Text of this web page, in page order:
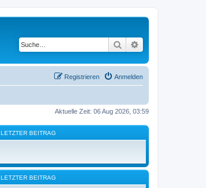
Suche
Anmelden
Registrieren
Aktuelle Zeit: 06 Aug 2026, 03:59
LETZTER BEITRAG
LETZTER BEITRAG